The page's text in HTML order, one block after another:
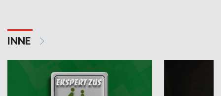
INNE